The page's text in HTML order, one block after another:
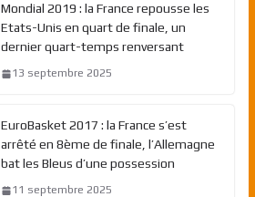
Mondial 2019 : la France repousse les
Etats-Unis en quart de finale, un
dernier quart-temps renversant
13 septembre 2025
EuroBasket 2017 : la France s’est
arrêté en 8ème de finale, l’Allemagne
bat les Bleus d’une possession
11 septembre 2025